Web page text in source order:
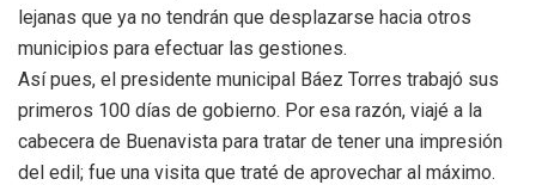
lejanas que ya no tendrán que desplazarse hacia otros
municipios para efectuar las gestiones.
Así pues, el presidente municipal Báez Torres trabajó sus
primeros 100 días de gobierno. Por esa razón, viajé a la
cabecera de Buenavista para tratar de tener una impresión
del edil; fue una visita que traté de aprovechar al máximo.